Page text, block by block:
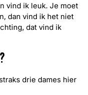
vind ik leuk. Je moet
dan vind ik het niet
dat vind ik
drie dames hier